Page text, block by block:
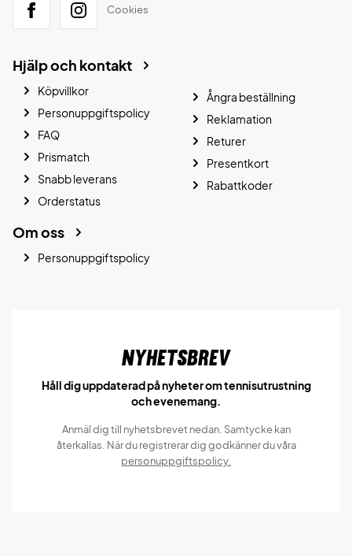
Cookies
Hjälp och kontakt
Köpvillkor
Personuppgiftspolicy
FAQ
Prismatch
Snabb leverans
Orderstatus
Ångra beställning
Reklamation
Returer
Presentkort
Rabattkoder
Om oss
Personuppgiftspolicy
Nyhetsbrev
Håll dig uppdaterad på nyheter om tennisutrustning
och evenemang.
Anmäl dig till nyhetsbrevet nedan. Samtycke kan
återkallas. När du registrerar dig godkänner du våra
personuppgiftspolicy.